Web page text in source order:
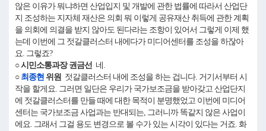
않은 이유가 뭐냐하면 산업입지 및 개발에 관한 법률에 따라서 산업단
지 조성하는 지자체 재산은 의회 뭐 이렇게 공유재산 취득에 관한 계획
을 의회에 의결을 받지 않아도 된다라는 조항이 있어서 그렇게 이제 했
는데 이번에 그 젓갈클러스터 내에다가 미디어센터를 조성을 하잖아
요. 그렇죠?
○ 시민소통과장 권금선 네.
○ 최종현 위원 젓갈클러스터 내에 조성을 하는 겁니다. 거기서부터 시
작을 할게요. 그러면 일단은 우리가 국가보조금을 받아갖고 산업단지
에 젓갈클러스터를 만들 때에 대한 목적이 분명했었고 이번에 미디어
센터는 국가보조금 사업과는 반대되는, 그러니까 똑같지 않은 사업이
에요. 그래서 그걸 용도 변경으로 볼 수가 있는 시각이 있다는 거죠. 화